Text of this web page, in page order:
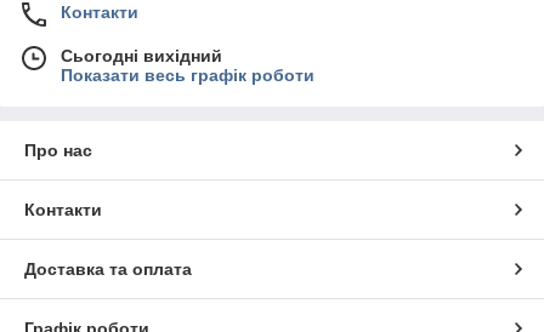
Контакти
Сьогодні вихідний
Показати весь графік роботи
Про нас
Контакти
Доставка та оплата